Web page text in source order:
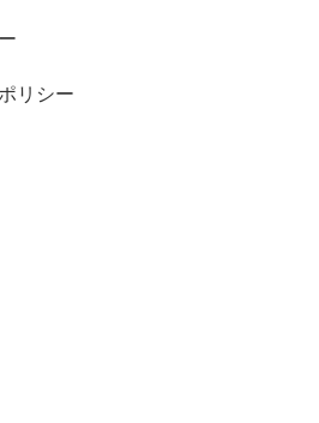
リシー